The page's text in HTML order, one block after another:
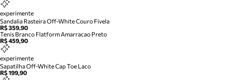
experimente
Sandalia Rasteira Off-White Couro Fivela
R$ 359,90
Tenis Branco Flatform Amarracao Preto
R$ 459,90
experimente
Sapatilha Off-White Cap Toe Laco
R$ 199,90